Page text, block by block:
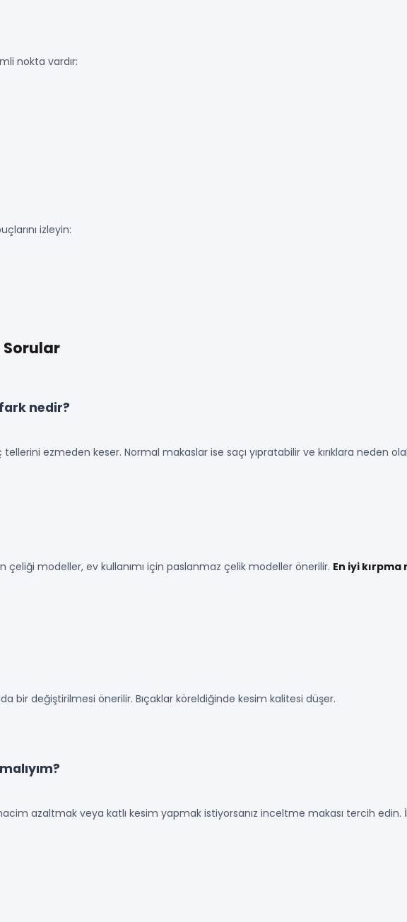
nokta vardır:
izleyin:
Sorular
nedir?
ezmeden keser. Normal makaslar ise saçı yıpratabilir ve kırıklara neden
çeliği modeller, ev kullanımı için paslanmaz çelik modeller önerilir. En iyi kırpma
bir değiştirilmesi önerilir. Bıçaklar köreldiğinde kesim kalitesi düşer.
hacim azaltmak veya katlı kesim yapmak istiyorsanız inceltme makası tercih